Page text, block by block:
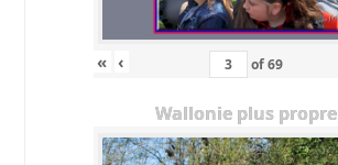
« ‹ of69
Wallonie plus propre